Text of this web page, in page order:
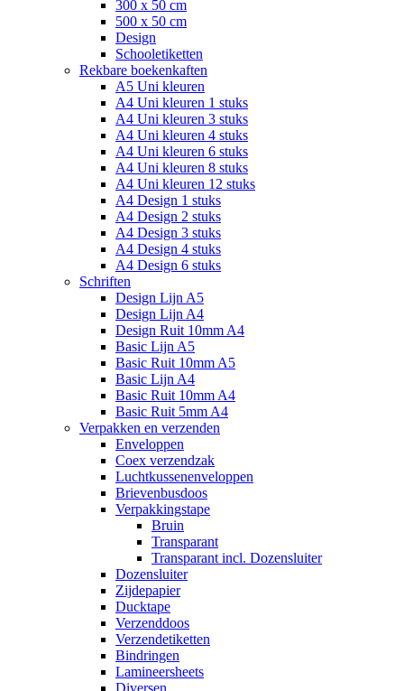
300 x 50 cm
500 x 50 cm
Design
Schooletiketten
Rekbare boekenkaften
A5 Uni kleuren
A4 Uni kleuren 1 stuks
A4 Uni kleuren 3 stuks
A4 Uni kleuren 4 stuks
A4 Uni kleuren 6 stuks
A4 Uni kleuren 8 stuks
A4 Uni kleuren 12 stuks
A4 Design 1 stuks
A4 Design 2 stuks
A4 Design 3 stuks
A4 Design 4 stuks
A4 Design 6 stuks
Schriften
Design Lijn A5
Design Lijn A4
Design Ruit 10mm A4
Basic Lijn A5
Basic Ruit 10mm A5
Basic Lijn A4
Basic Ruit 10mm A4
Basic Ruit 5mm A4
Verpakken en verzenden
Enveloppen
Coex verzendzak
Luchtkussenenveloppen
Brievenbusdoos
Verpakkingstape
Bruin
Transparant
Transparant incl. Dozensluiter
Dozensluiter
Zijdepapier
Ducktape
Verzenddoos
Verzendetiketten
Bindringen
Lamineersheets
Diversen